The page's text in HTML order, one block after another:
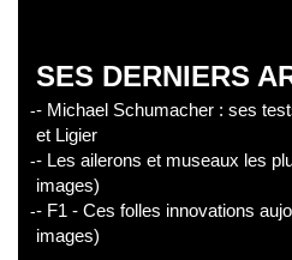
SES DERNIERS
- Michael Schumacher : ses
et Ligier
- Les ailerons et museaux les
images)
- F1 - Ces folles innovations
images)